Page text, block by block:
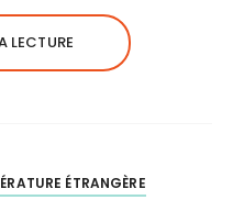
LECTURE
ÉTRANGÈRE